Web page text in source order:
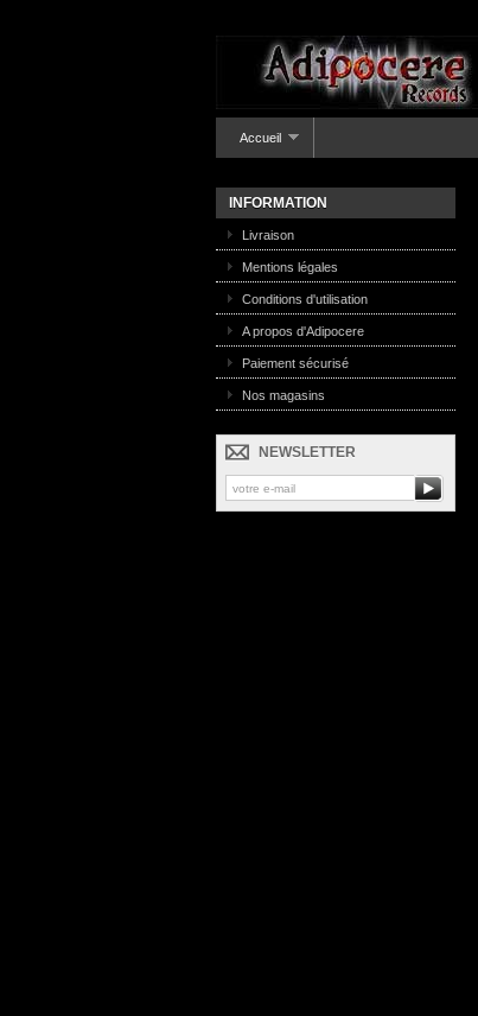
Accueil
INFORMATION
Livraison
Mentions légales
Conditions d'utilisation
A propos d'Adipocere
Paiement sécurisé
Nos magasins
NEWSLETTER